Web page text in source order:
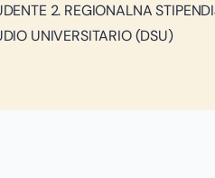
2. REGIONALNA
UNIVERSITARIO (DSU)